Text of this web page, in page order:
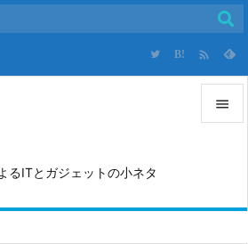
るITとガジェットの小ネタ

サイド
B! 